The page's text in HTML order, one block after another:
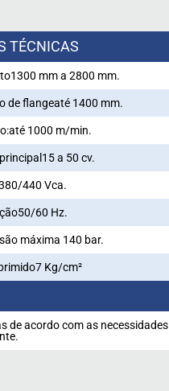
TÉCNICAS
1300 mm a 2800 mm.
de flangeaté 1400 mm.
até 1000 m/min.
15 a 50 cv.
440 Vca.
50/60 Hz.
máxima 140 bar.
7 Kg/cm²
de acordo com as necessidades